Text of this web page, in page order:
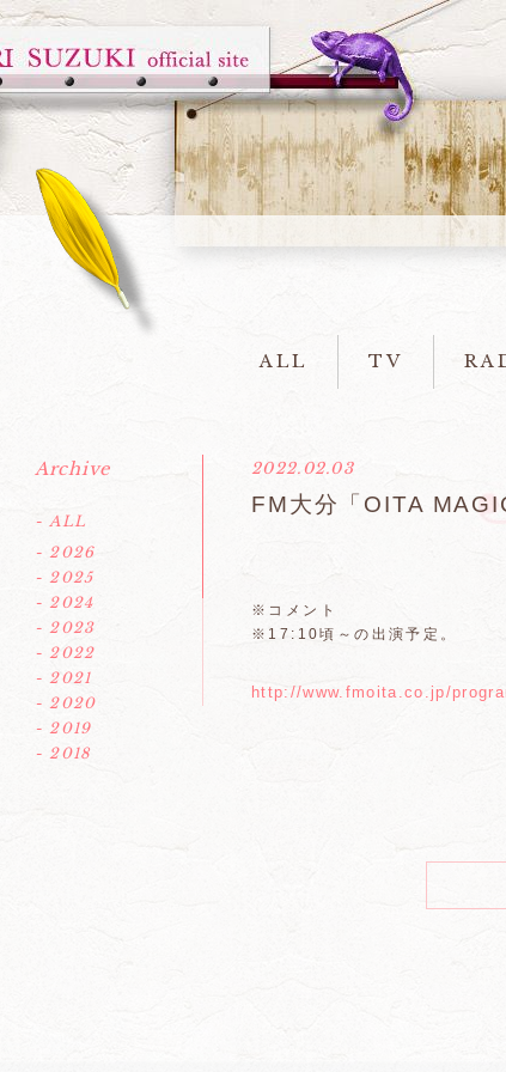
ALL TV
2022.02.03
FM大分「OITA
※コメント
※17:10頃～の出演予定。
http://www.fmoita.co.jp/
Archive
- ALL
- 2026
- 2025
- 2024
- 2023
- 2022
- 2021
- 2020
- 2019
- 2018